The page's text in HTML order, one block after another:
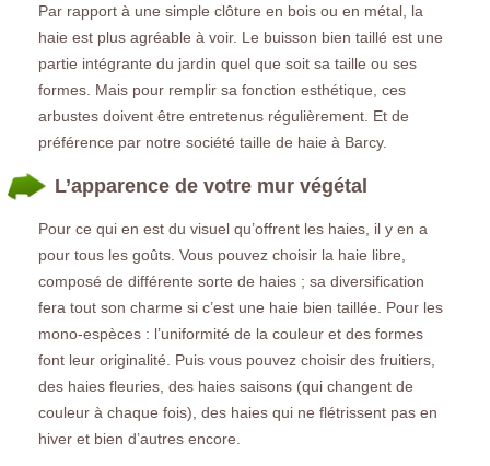
Par rapport à une simple clôture en bois ou en métal, la
haie est plus agréable à voir. Le buisson bien taillé est une
partie intégrante du jardin quel que soit sa taille ou ses
formes. Mais pour remplir sa fonction esthétique, ces
arbustes doivent être entretenus régulièrement. Et de
préférence par notre société taille de haie à Barcy.
L’apparence de votre mur végétal
Pour ce qui en est du visuel qu’offrent les haies, il y en a
pour tous les goûts. Vous pouvez choisir la haie libre,
composé de différente sorte de haies ; sa diversification
fera tout son charme si c’est une haie bien taillée. Pour les
mono-espèces : l’uniformité de la couleur et des formes
font leur originalité. Puis vous pouvez choisir des fruitiers,
des haies fleuries, des haies saisons (qui changent de
couleur à chaque fois), des haies qui ne flétrissent pas en
hiver et bien d’autres encore.